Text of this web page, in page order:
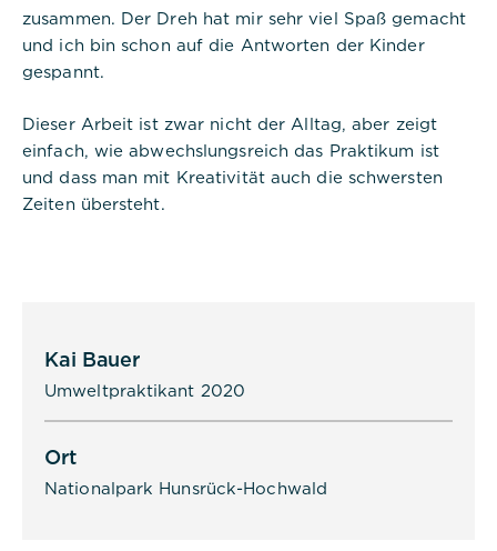
zusammen. Der Dreh hat mir sehr viel Spaß gemacht
und ich bin schon auf die Antworten der Kinder
gespannt.
Dieser Arbeit ist zwar nicht der Alltag, aber zeigt
einfach, wie abwechslungsreich das Praktikum ist
und dass man mit Kreativität auch die schwersten
Zeiten übersteht.
Kai Bauer
Umweltpraktikant 2020
Ort
Nationalpark Hunsrück-Hochwald